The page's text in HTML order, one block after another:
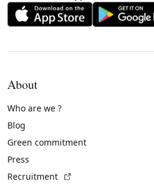
About
Who are we ?
Blog
Green commitment
Press
Recruitment